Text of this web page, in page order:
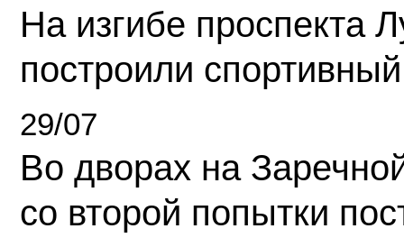
На изгибе проспекта
построили
29/07
Во дворах на
со второй попытки